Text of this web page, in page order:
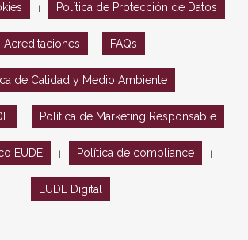
Política de Protección de Datos
Acreditaciones FAQs
de Calidad y Medio Ambiente
Política de Marketing Responsable
EUDE Política de compliance
EUDE Digital